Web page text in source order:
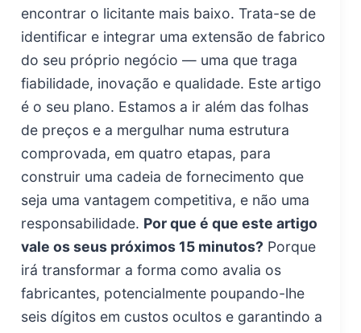
encontrar o licitante mais baixo. Trata-se de
identificar e integrar uma extensão de fabrico
do seu próprio negócio — uma que traga
fiabilidade, inovação e qualidade. Este artigo
é o seu plano. Estamos a ir além das folhas
de preços e a mergulhar numa estrutura
comprovada, em quatro etapas, para
construir uma cadeia de fornecimento que
seja uma vantagem competitiva, e não uma
responsabilidade. Por que é que este artigo
vale os seus próximos 15 minutos? Porque
irá transformar a forma como avalia os
fabricantes, potencialmente poupando-lhe
seis dígitos em custos ocultos e garantindo a